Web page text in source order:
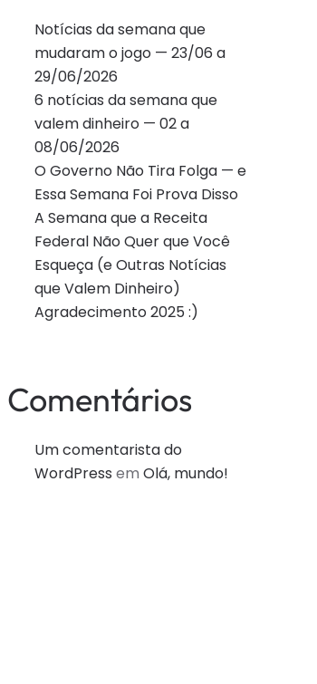
Notícias da semana que
mudaram o jogo — 23/06 a
29/06/2026
6 notícias da semana que
valem dinheiro — 02 a
08/06/2026
O Governo Não Tira Folga — e
Essa Semana Foi Prova Disso
A Semana que a Receita
Federal Não Quer que Você
Esqueça (e Outras Notícias
que Valem Dinheiro)
Agradecimento 2025 :)
Comentários
Um comentarista do
WordPress em Olá, mundo!